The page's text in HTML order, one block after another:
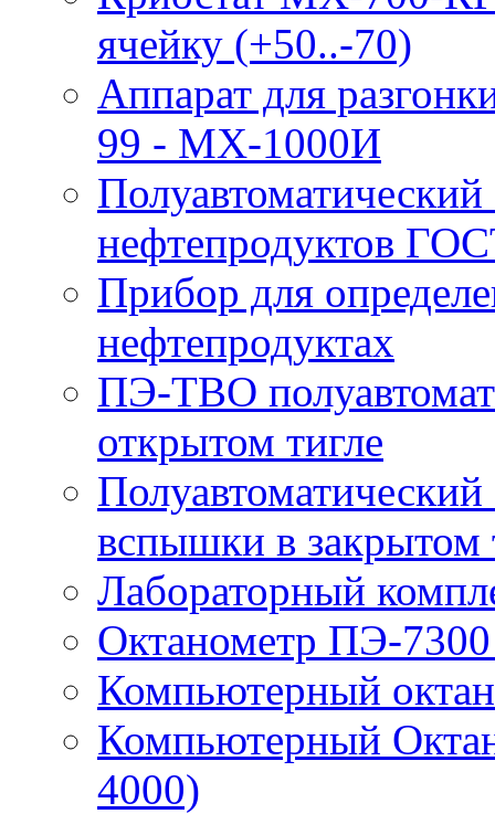
ячейку (+50..-70)
Аппарат для
99 - MX-1000И
Полуавтоматический
нефтепродуктов
Прибор для
нефтепродуктах
ПЭ-ТВО
открытом тигле
вспышки в закрытом
Лабораторный
Октанометр ПЭ-
Компьютерный
Компьютерный
4000)